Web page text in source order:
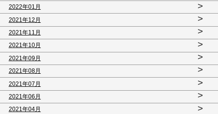
2022年01月 >
2021年12月 >
2021年11月 >
2021年10月 >
2021年09月 >
2021年08月 >
2021年07月 >
2021年06月 >
2021年04月 >